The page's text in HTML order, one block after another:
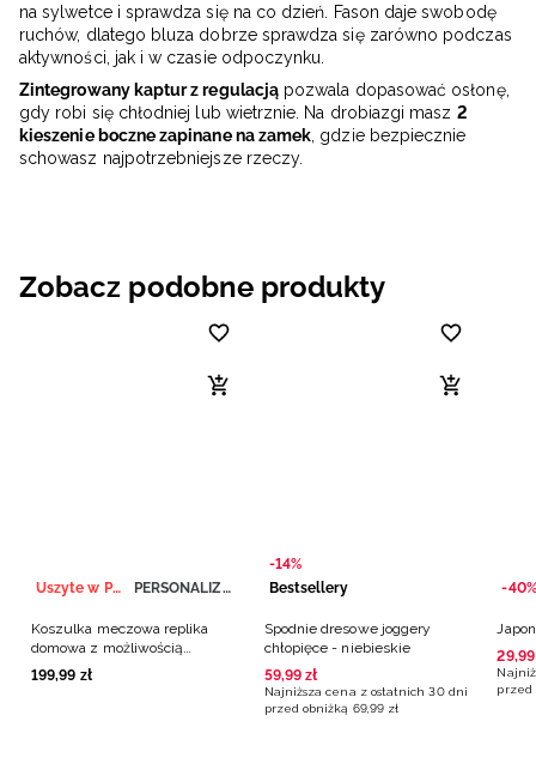
na sylwetce i sprawdza się na co dzień. Fason daje swobodę
ruchów, dlatego bluza dobrze sprawdza się zarówno podczas
aktywności, jak i w czasie odpoczynku.
Zintegrowany kaptur z regulacjąpozwala dopasować osłonę,
gdy robi się chłodniej lub wietrznie. Na drobiazgi masz 2
kieszenie boczne zapinane na zamek, gdzie bezpiecznie
schowasz najpotrzebniejsze rzeczy.
Zobacz podobne produkty
Uszyte w Polsce PERSONALIZACJA
Koszulka meczowa replika
domowa z możliwością
personalizacji męska 4F x
Polska Siatkówka - biała
199,99 zł
-14%
Bestsellery
Spodnie dresowe joggery
chłopięce - niebieskie
59,99 zł
Najniższa cena z ostatnich 30 dni
przed obniżką 69,99 zł
-40%
29,99
przed